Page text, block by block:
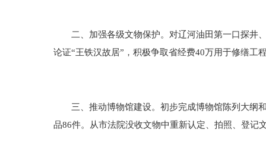
二、加强各级文物保护。对辽河油田第一口探井、
论证“王铁汉故居”，积极争取省经费40万用于修缮工
三、推动博物馆建设。初步完成博物馆陈列大纲和
品86件。从市法院没收文物中重新认定、拍照、登记